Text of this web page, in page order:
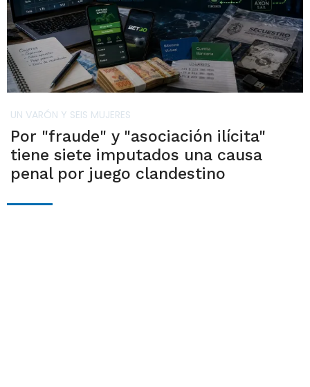
UN VARÓN Y SEIS MUJERES
Por "fraude" y "asociación ilícita"
tiene siete imputados una causa
penal por juego clandestino